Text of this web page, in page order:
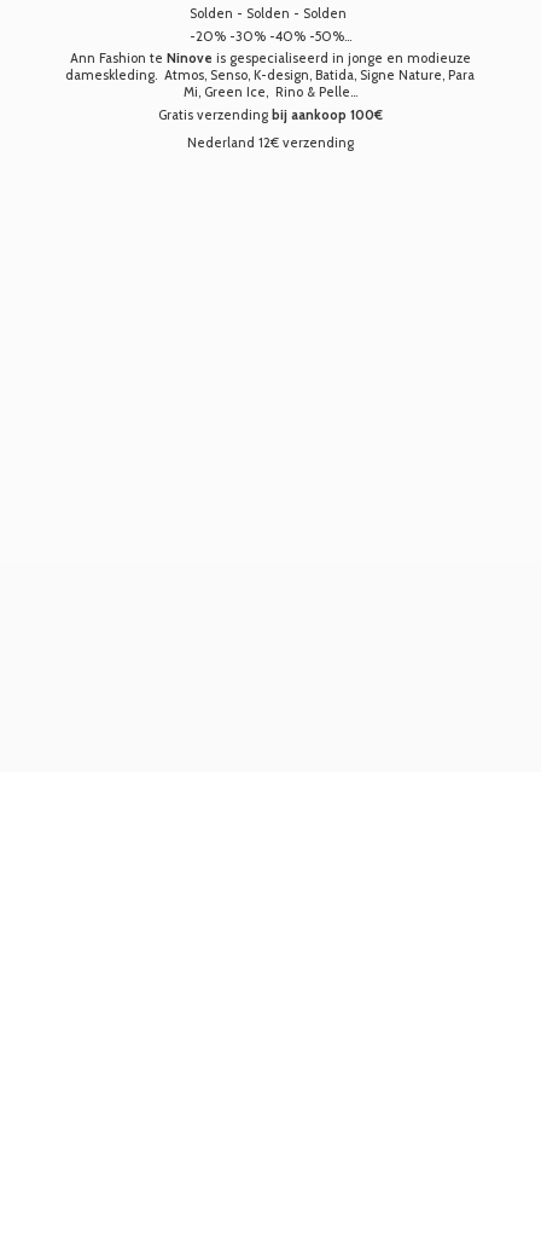
Solden - Solden - Solden
-20% -30% -40% -50%...
Ann Fashion te Ninove is gespecialiseerd in jonge en modieuze
dameskleding. Atmos, Senso, K-design, Batida, Signe Nature, Para
Mi, Green Ice, Rino & Pelle...
Gratis verzending bij aankoop 100€
Nederland 12€ verzending